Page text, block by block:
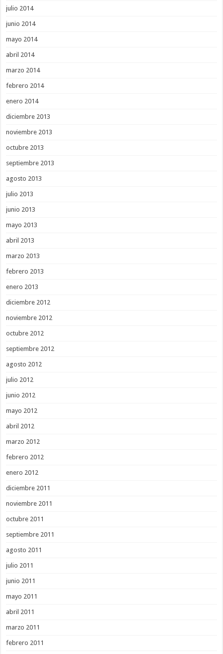
julio 2014
junio 2014
mayo 2014
abril 2014
marzo 2014
febrero 2014
enero 2014
diciembre 2013
noviembre 2013
octubre 2013
septiembre 2013
agosto 2013
julio 2013
junio 2013
mayo 2013
abril 2013
marzo 2013
febrero 2013
enero 2013
diciembre 2012
noviembre 2012
octubre 2012
septiembre 2012
agosto 2012
julio 2012
junio 2012
mayo 2012
abril 2012
marzo 2012
febrero 2012
enero 2012
diciembre 2011
noviembre 2011
octubre 2011
septiembre 2011
agosto 2011
julio 2011
junio 2011
mayo 2011
abril 2011
marzo 2011
febrero 2011